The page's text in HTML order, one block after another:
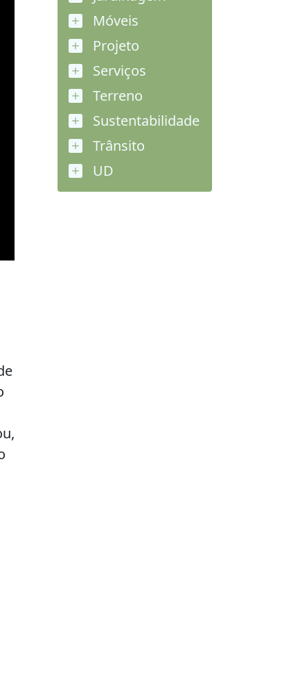
Móveis
Projeto
Serviços
Terreno
Sustentabilidade
Trânsito
UD